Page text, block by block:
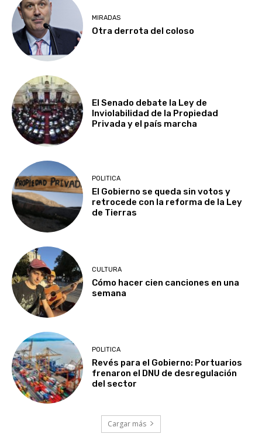
MIRADAS
Otra derrota del coloso
El Senado debate la Ley de
Inviolabilidad de la Propiedad
Privada y el país marcha
POLITICA
El Gobierno se queda sin votos y
retrocede con la reforma de la Ley
de Tierras
CULTURA
Cómo hacer cien canciones en una
semana
POLITICA
Revés para el Gobierno: Portuarios
frenaron el DNU de desregulación
del sector
Cargar más